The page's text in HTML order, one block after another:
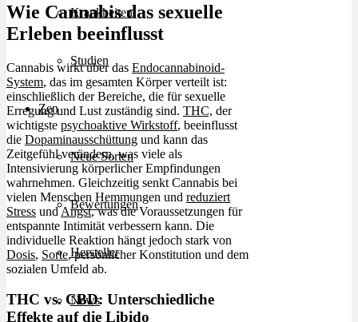
Krankheiten
Studien
Zen
Neue Sorten
Bewertungen
Hersteller
News
Wie Cannabis das sexuelle
Erleben beeinflusst
Cannabis wirkt über das Endocannabinoid-
System, das im gesamten Körper verteilt ist:
einschließlich der Bereiche, die für sexuelle
Erregung und Lust zuständig sind. THC, der
wichtigste psychoaktive Wirkstoff, beeinflusst
die Dopaminausschüttung und kann das
Zeitgefühl verändern, was viele als
Intensivierung körperlicher Empfindungen
wahrnehmen. Gleichzeitig senkt Cannabis bei
vielen Menschen Hemmungen und reduziert
Stress undAngst, was die Voraussetzungen für
entspannte Intimität verbessern kann. Die
individuelle Reaktion hängt jedoch stark von
Dosis, Sorte, persönlicher Konstitution und dem
sozialen Umfeld ab.
THC vs. CBD: Unterschiedliche
Effekte auf die Libido